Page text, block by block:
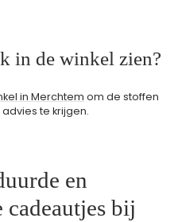
in de winkel zien?
in Merchtem om de stoffen
te krijgen.
en
cadeautjes bij